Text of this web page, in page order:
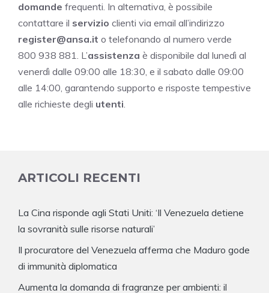
domande frequenti. In alternativa, è possibile
contattare il servizio clienti via email all’indirizzo
register@ansa.it o telefonando al numero verde
800 938 881. L’assistenza è disponibile dal lunedì al
venerdì dalle 09:00 alle 18:30, e il sabato dalle 09:00
alle 14:00, garantendo supporto e risposte tempestive
alle richieste degli utenti.
ARTICOLI RECENTI
La Cina risponde agli Stati Uniti: ‘Il Venezuela detiene
la sovranità sulle risorse naturali’
Il procuratore del Venezuela afferma che Maduro gode
di immunità diplomatica
Aumenta la domanda di fragranze per ambienti: il